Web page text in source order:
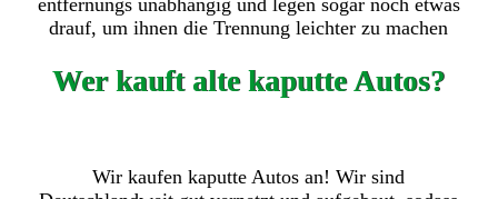
drauf, um ihnen die Trennung leichter zu machen
Wer kauft alte kaputte Autos?
Wir kaufen kaputte Autos an! Wir sind